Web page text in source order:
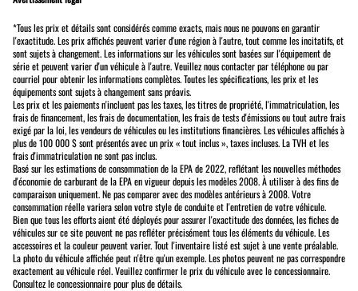
*Tous les prix et détails sont considérés comme exacts, mais nous ne pouvons en garantir
l'exactitude. Les prix affichés peuvent varier d'une région à l'autre, tout comme les incitatifs, et
sont sujets à changement. Les informations sur les véhicules sont basées sur l'équipement de
série et peuvent varier d'un véhicule à l'autre. Veuillez nous contacter par téléphone ou par
courriel pour obtenir les informations complètes. Toutes les spécifications, les prix et les
équipements sont sujets à changement sans préavis.
Les prix et les paiements n'incluent pas les taxes, les titres de propriété, l'immatriculation, les
frais de financement, les frais de documentation, les frais de tests d'émissions ou tout autre frais
exigé par la loi, les vendeurs de véhicules ou les institutions financières. Les véhicules affichés à
plus de 100 000 $ sont présentés avec un prix « tout inclus », taxes incluses. La TVH et les
frais d'immatriculation ne sont pas inclus.
Basé sur les estimations de consommation de la EPA de 2022, reflétant les nouvelles méthodes
d'économie de carburant de la EPA en vigueur depuis les modèles 2008. À utiliser à des fins de
comparaison uniquement. Ne pas comparer avec des modèles antérieurs à 2008. Votre
consommation réelle variera selon votre style de conduite et l'entretien de votre véhicule.
Bien que tous les efforts aient été déployés pour assurer l'exactitude des données, les fiches de
véhicules sur ce site peuvent ne pas refléter précisément tous les éléments du véhicule. Les
accessoires et la couleur peuvent varier. Tout l'inventaire listé est sujet à une vente préalable.
La photo du véhicule affichée peut n'être qu'un exemple. Les photos peuvent ne pas correspondre
exactement au véhicule réel. Veuillez confirmer le prix du véhicule avec le concessionnaire.
Consultez le concessionnaire pour plus de détails.